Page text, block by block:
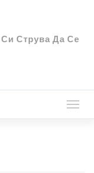
Струва Да Се